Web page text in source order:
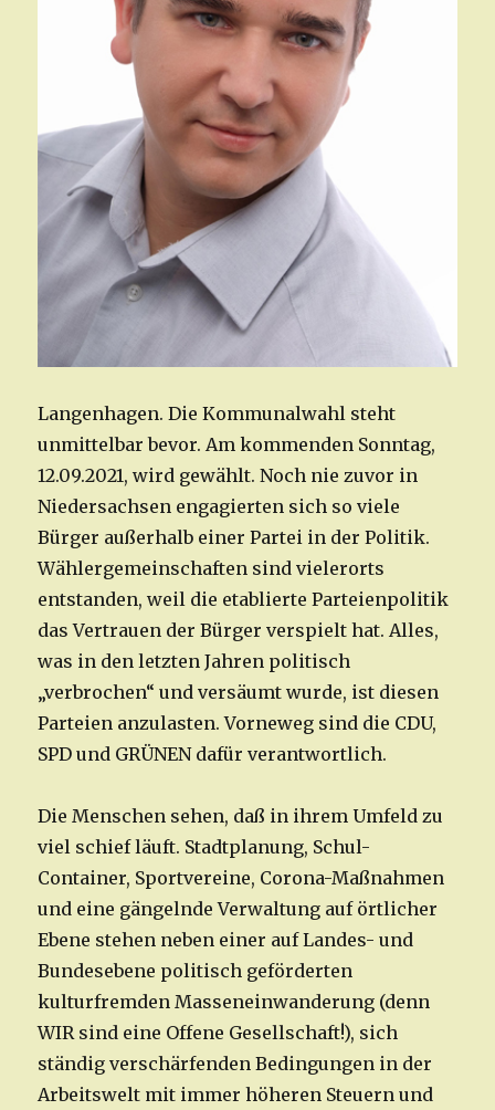
Langenhagen. Die Kommunalwahl steht
unmittelbar bevor. Am kommenden Sonntag,
12.09.2021, wird gewählt. Noch nie zuvor in
Niedersachsen engagierten sich so viele
Bürger außerhalb einer Partei in der Politik.
Wählergemeinschaften sind vielerorts
entstanden, weil die etablierte Parteienpolitik
das Vertrauen der Bürger verspielt hat. Alles,
was in den letzten Jahren politisch
„verbrochen“ und versäumt wurde, ist diesen
Parteien anzulasten. Vorneweg sind die CDU,
SPD und GRÜNEN dafür verantwortlich.
Die Menschen sehen, daß in ihrem Umfeld zu
viel schief läuft. Stadtplanung, Schul-
Container, Sportvereine, Corona-Maßnahmen
und eine gängelnde Verwaltung auf örtlicher
Ebene stehen neben einer auf Landes- und
Bundesebene politisch geförderten
kulturfremden Masseneinwanderung (denn
WIR sind eine Offene Gesellschaft!), sich
ständig verschärfenden Bedingungen in der
Arbeitswelt mit immer höheren Steuern und